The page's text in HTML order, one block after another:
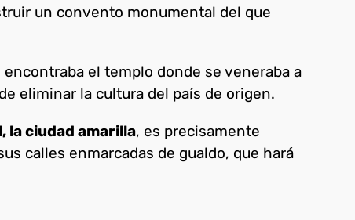
un convento monumental del que
el templo donde se veneraba a
eliminar la cultura del país de origen.
la ciudad amarilla, es precisamente
calles enmarcadas de gualdo, que hará